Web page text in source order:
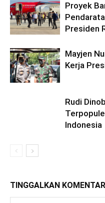
Proyek
Presiden
Mayjen
Kerja
Rudi
Indonesia
TINGGALKAN KOMENTAR